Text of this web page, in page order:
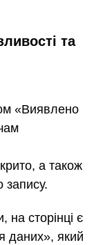
та
«Виявлено
а також
запису.
на сторінці є
даних», який